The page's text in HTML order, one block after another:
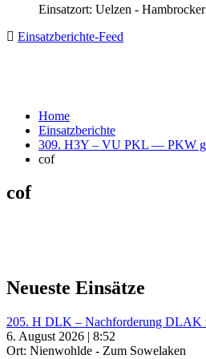
Einsatzort: Uelzen -
Einsatzberichte-Feed
Home
Einsatzberichte
309. H3Y – VU PKL — PKW
cof
cof
Neueste Einsätze
205. H DLK – Nachforderung DLAK
6. August 2026 | 8:52
Ort: Nienwohlde - Zum Sowelaken